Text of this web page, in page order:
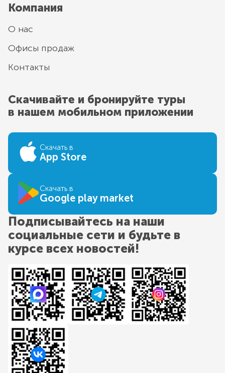
Компания
О нас
Офисы продаж
Контакты
Скачивайте и бронируйте туры
в нашем мобильном приложении
Скачать в
App Store
Скачать в
Google play market
Подписывайтесь на наши
социальные сети и будьте в
курсе всех новостей!